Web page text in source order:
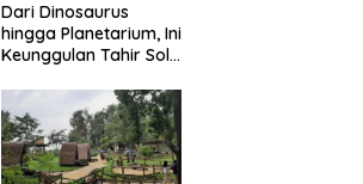
Dari Dinosaurus
hingga Planetarium, Ini
Keunggulan Tahir Solo